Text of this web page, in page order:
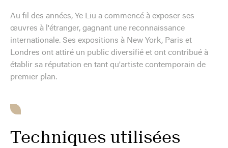
Au fil des années, Ye Liu a commencé à exposer ses
œuvres à l'étranger, gagnant une reconnaissance
internationale. Ses expositions à New York, Paris et
Londres ont attiré un public diversifié et ont contribué à
établir sa réputation en tant qu'artiste contemporain de
premier plan.
Techniques utilisées